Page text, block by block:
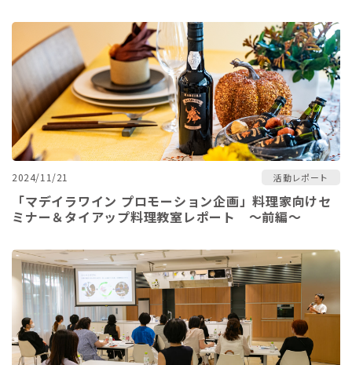
2024/11/21 活動レポート
「マデイラワイン プロモーション企画」料理家向けセ
ミナー＆タイアップ料理教室レポート ～前編～